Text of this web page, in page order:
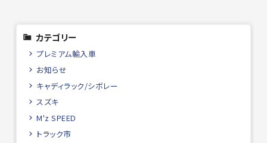
カテゴリー
プレミアム輸入車
お知らせ
キャディラック/シボレー
スズキ
M'z SPEED
トラック市